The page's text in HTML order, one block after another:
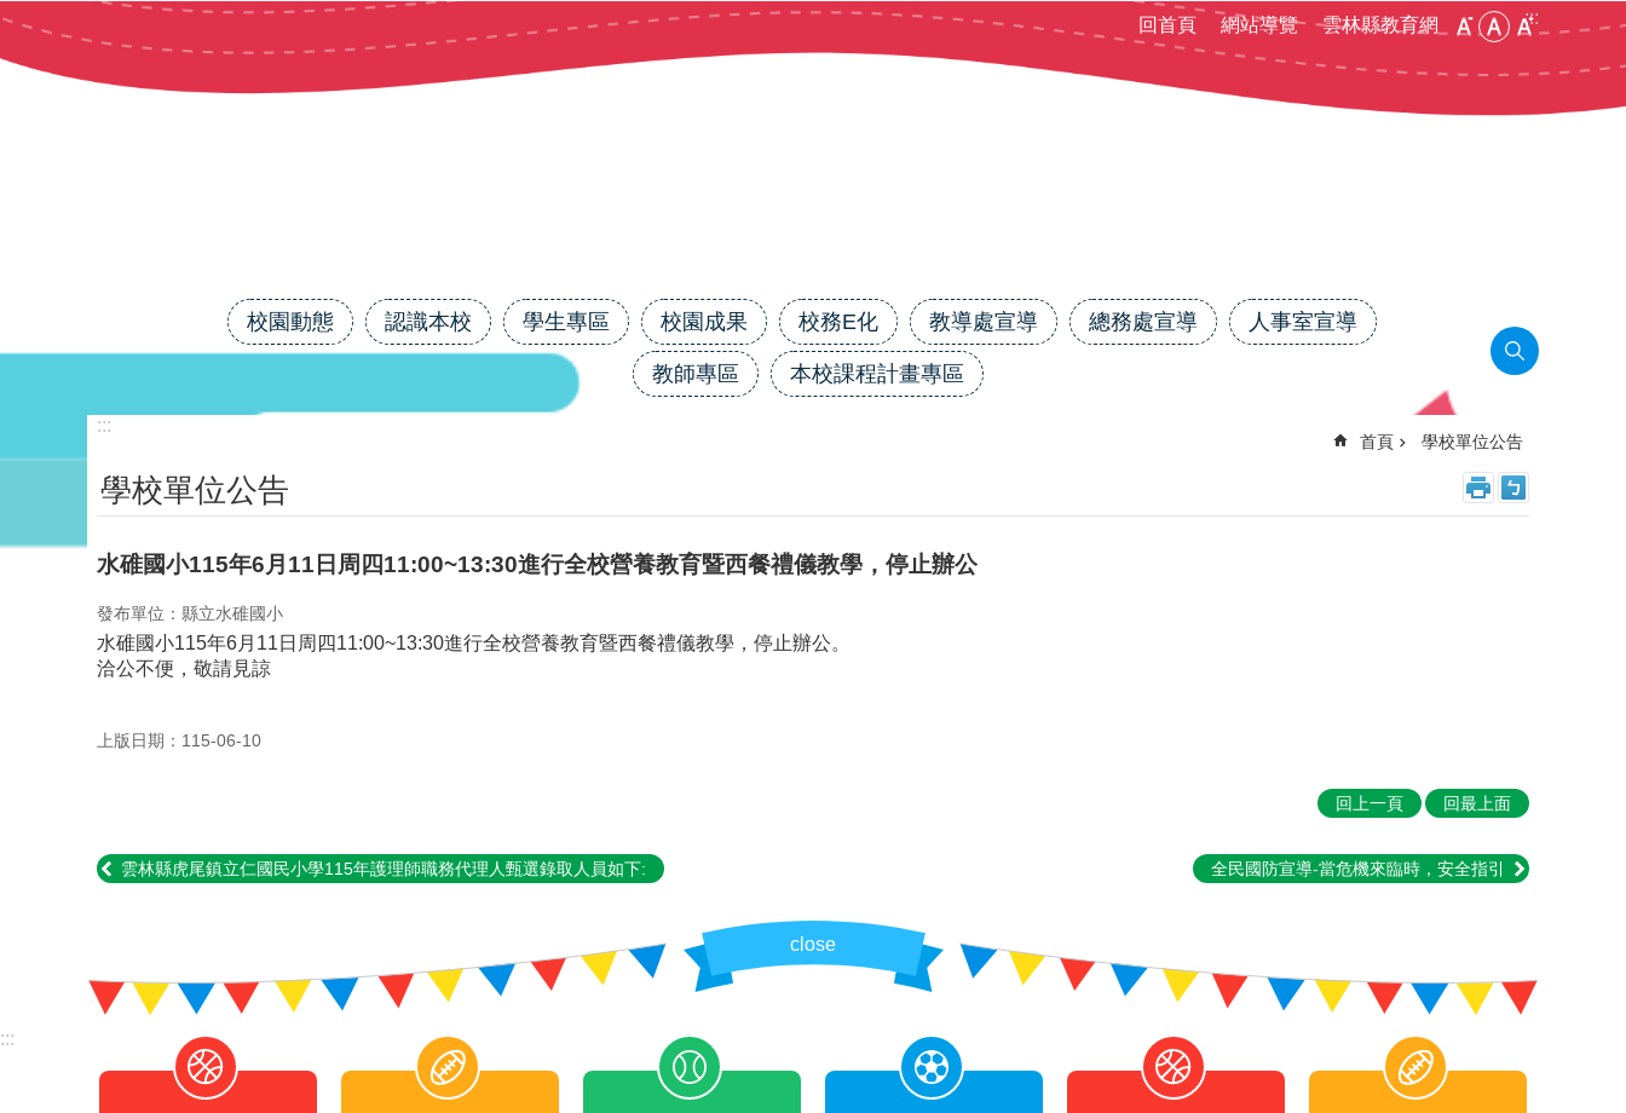
跳到主要內容區塊 :::
回首頁 網站導覽 雲林縣教育網
校園動態 認識本校 學生專區 校園成果 校務E化 教導處宣導 總務處宣導 人事室宣導
教師專區 本校課程計畫專區
:::
首頁 學校單位公告
學校單位公告
水碓國小115年6月11日周四11:00~13:30進行全校營養教育暨西餐禮儀教學，停止辦公
發布單位：縣立水碓國小
水碓國小115年6月11日周四11:00~13:30進行全校營養教育暨西餐禮儀教學，停止辦公。
洽公不便，敬請見諒
上版日期：115-06-10
回上一頁 回最上面
雲林縣虎尾鎮立仁國民小學115年護理師職務代理人甄選錄取人員如下: 全民國防宣導-當危機來臨時，安全指引
close
:::